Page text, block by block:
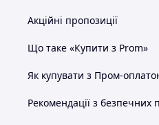
Акційні пропозиції
Що таке «Купити з Prom»
Як купувати з Пром-
Рекомендації з безпечних